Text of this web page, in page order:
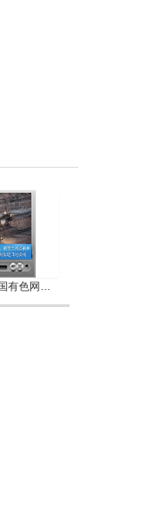
2026年2月27日中国有色网络电视新闻